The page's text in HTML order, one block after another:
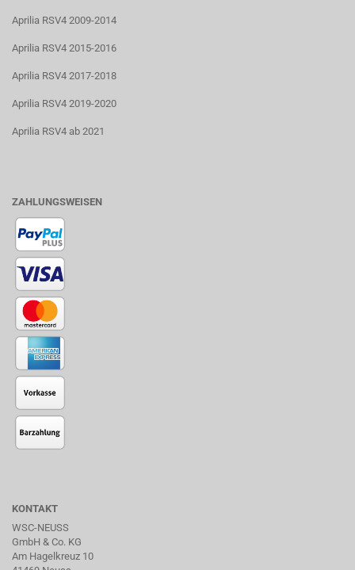
Aprilia RSV4 2009-2014
Aprilia RSV4 2015-2016
Aprilia RSV4 2017-2018
Aprilia RSV4 2019-2020
Aprilia RSV4 ab 2021
ZAHLUNGSWEISEN
KONTAKT
WSC-NEUSS
GmbH & Co. KG
Am Hagelkreuz 10